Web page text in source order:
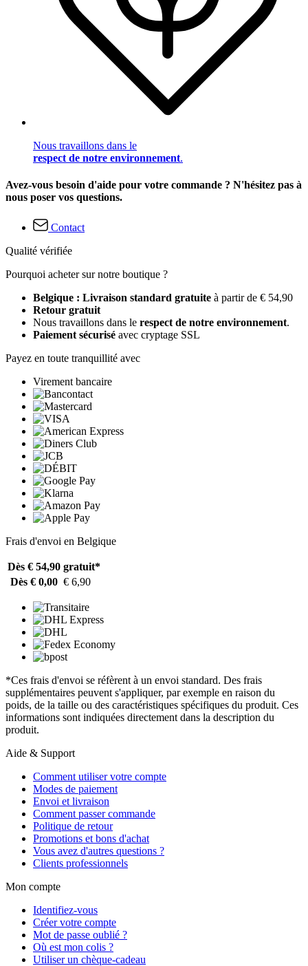
Nous travaillons dans le
respect de notre environnement.
Avez-vous besoin d'aide pour votre commande ? N'hésitez pas à
nous poser vos questions.
Contact
Qualité vérifiée
Pourquoi acheter sur notre boutique ?
Belgique : Livraison standard gratuite à partir de € 54,90
Retour gratuit
Nous travaillons dans le respect de notre environnement.
Paiement sécurisé avec cryptage SSL
Payez en toute tranquillité avec
Virement bancaire
Frais d'envoi en Belgique
Dès € 54,90 gratuit*
Dès € 0,00 € 6,90
*Ces frais d'envoi se réfèrent à un envoi standard. Des frais
supplémentaires peuvent s'appliquer, par exemple en raison du
poids, de la taille ou des caractéristiques spécifiques du produit. Ces
informations sont indiquées directement dans la description du
produit.
Aide & Support
Comment utiliser votre compte
Modes de paiement
Envoi et livraison
Comment passer commande
Politique de retour
Promotions et bons d'achat
Vous avez d'autres questions ?
Clients professionnels
Mon compte
Identifiez-vous
Créer votre compte
Mot de passe oublié ?
Où est mon colis ?
Utiliser un chèque-cadeau